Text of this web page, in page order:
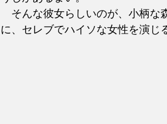
そんな彼女らしいのが、小柄な
に、セレブでハイソな女性を演じ